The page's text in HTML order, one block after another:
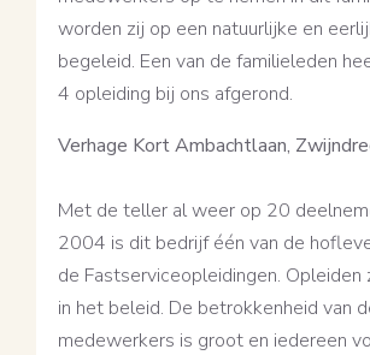
worden zij op een natuurlijke en
begeleid. Een van de familieleden
4 opleiding bij ons afgerond.
Verhage Kort Ambachtlaan,
Met de teller al weer op 20
2004 is dit bedrijf één van de
de Fastserviceopleidingen. Opleiden
in het beleid. De betrokkenheid van
medewerkers is groot en iedereen